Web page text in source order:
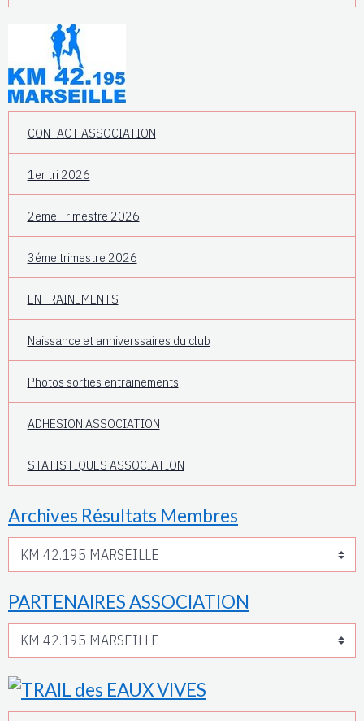
CONTACT ASSOCIATION
1er tri 2026
2eme Trimestre 2026
3éme trimestre 2026
ENTRAINEMENTS
Naissance et anniverssaires du club
Photos sorties entrainements
ADHESION ASSOCIATION
STATISTIQUES ASSOCIATION
Archives Résultats Membres
PARTENAIRES ASSOCIATION